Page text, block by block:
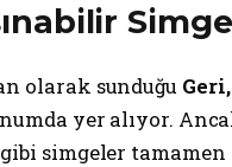
olarak sunduğu
yer alıyor.
gibi simgeler